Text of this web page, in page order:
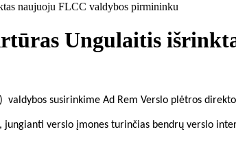
naujuoju FLCC valdybos pirmininku
Ungulaitis
susirinkime Ad Rem Verslo plėtros
verslo įmones turinčias bendrų verslo